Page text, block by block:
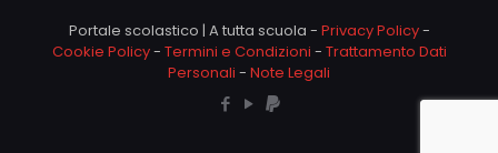
Portale scolastico | A tutta scuola - Privacy Policy-
Cookie Policy- Termini e Condizioni - Trattamento Dati
Personali - Note Legali